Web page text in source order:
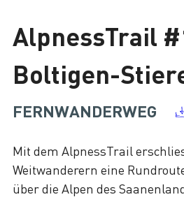
AlpnessTrail
Boltigen-
FERNWANDERWEG
Mit dem AlpnessTrail
Weitwanderern eine
über die Alpen des